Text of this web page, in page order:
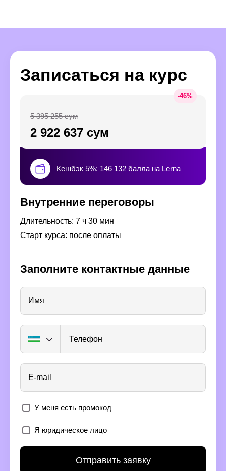
Записаться на курс
-46%
2 922 637 сум
5 395 255 сум
Кешбэк 5%: 146 132 балла на Lerna
Внутренние переговоры
Длительность: 7 ч 30 мин
Старт курса: после оплаты
Заполните контактные данные
Имя
Телефон
E-mail
У меня есть промокод
Я юридическое лицо
Отправить заявку